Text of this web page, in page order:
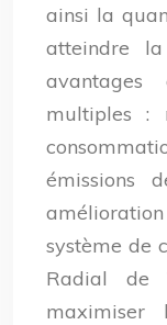
ainsi la
atteindre la
multiples :
émissions
système de
Radial de
maximiser